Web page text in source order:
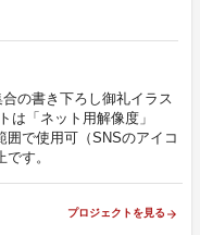
の書き下ろし御礼イラス
は「ネット用解像度」
で使用可（SNSのアイコ
す。
プロジェクトを見る arrow_forward